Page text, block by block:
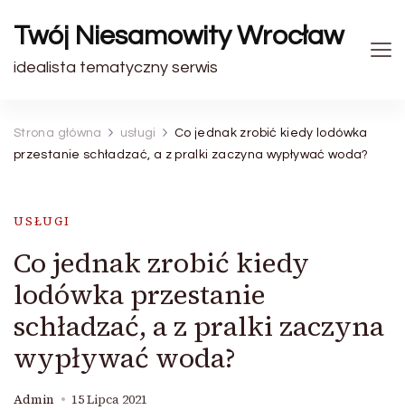
Twój Niesamowity Wrocław
idealista tematyczny serwis
Strona główna usługi
Co jednak zrobić kiedy lodówka
przestanie schładzać, a z pralki zaczyna wypływać woda?
USŁUGI
Co jednak zrobić kiedy
lodówka przestanie
schładzać, a z pralki zaczyna
wypływać woda?
Admin 15 Lipca 2021